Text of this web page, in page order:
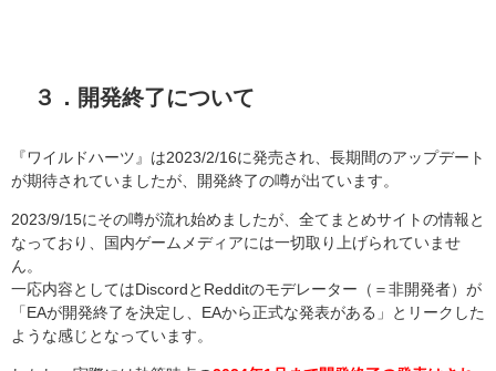
３．開発終了について
『ワイルドハーツ』は2023/2/16に発売され、長期間のアップデート
が期待されていましたが、開発終了の噂が出ています。
2023/9/15にその噂が流れ始めましたが、全てまとめサイトの情報と
なっており、国内ゲームメディアには一切取り上げられていませ
ん。
一応内容としてはDiscordとRedditのモデレーター（＝非開発者）が
「EAが開発終了を決定し、EAから正式な発表がある」とリークした
ような感じとなっています。